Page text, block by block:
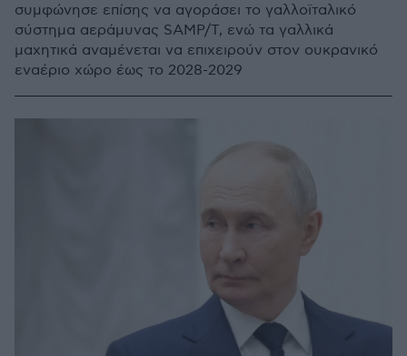
συμφώνησε επίσης να αγοράσει το γαλλοϊταλικό
σύστημα αεράμυνας SAMP/T, ενώ τα γαλλικά
μαχητικά αναμένεται να επιχειρούν στον ουκρανικό
εναέριο χώρο έως το 2028-2029